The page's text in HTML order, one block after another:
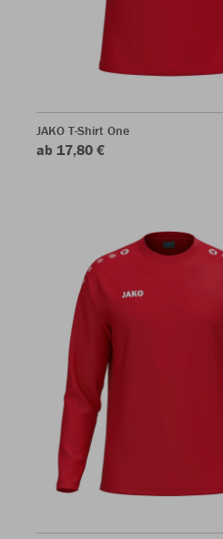
JAKO T-Shirt One
ab 17,80 €